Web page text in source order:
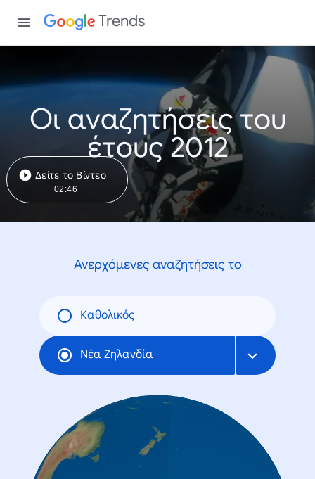
Trends
Οι αναζητήσεις του
έτους 2012
Δείτε το Βίντεο
02:46
Ανερχόμενες αναζητήσεις το
Καθολικός
Νέα Ζηλανδία